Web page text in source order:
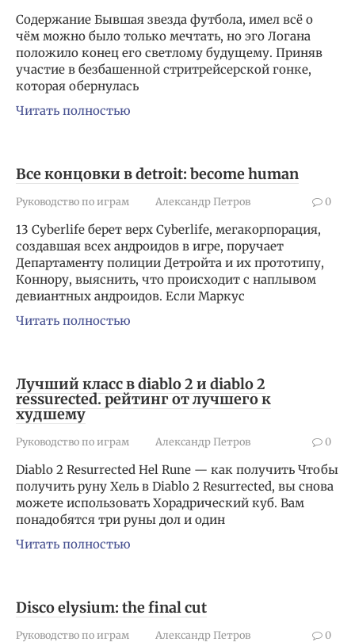
Содержание Бывшая звезда футбола, имел всё о
чём можно было только мечтать, но эго Логана
положило конец его светлому будущему. Приняв
участие в безбашенной стритрейсерской гонке,
которая обернулась
Читать полностью
Все концовки в detroit: become human
Руководство по играм Александр Петров 0
13 Cyberlife берет верх Cyberlife, мегакорпорация,
создавшая всех андроидов в игре, поручает
Департаменту полиции Детройта и их прототипу,
Коннору, выяснить, что происходит с наплывом
девиантных андроидов. Если Маркус
Читать полностью
Лучший класс в diablo 2 и diablo 2
ressurected. рейтинг от лучшего к
худшему
Руководство по играм Александр Петров 0
Diablo 2 Resurrected Hel Rune — как получить Чтобы
получить руну Хель в Diablo 2 Resurrected, вы снова
можете использовать Хорадрический куб. Вам
понадобятся три руны дол и один
Читать полностью
Disco elysium: the final cut
Руководство по играм Александр Петров 0